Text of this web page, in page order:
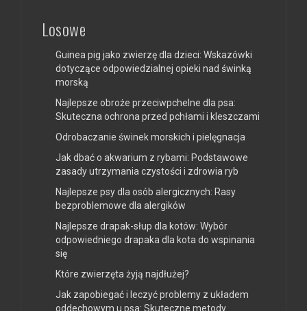
Losowe
Guinea pig jako zwierzę dla dzieci: Wskazówki
dotyczące odpowiedzialnej opieki nad świnką
morską
Najlepsze obroże przeciwpchelne dla psa:
Skuteczna ochrona przed pchłami i kleszczami
Odrobaczanie świnek morskich i pielęgnacja
Jak dbać o akwarium z rybami: Podstawowe
zasady utrzymania czystości i zdrowia ryb
Najlepsze psy dla osób alergicznych: Rasy
bezproblemowe dla alergików
Najlepsze drapak-słup dla kotów: Wybór
odpowiedniego drapaka dla kota do wspinania
się
Które zwierzęta żyją najdłużej?
Jak zapobiegać i leczyć problemy z układem
oddechowym u psa: Skuteczne metody